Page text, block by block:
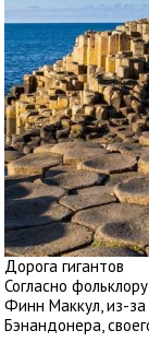
Дорога гигантов
Согласно
Финн Маккул, из-за
Бэнандонера,